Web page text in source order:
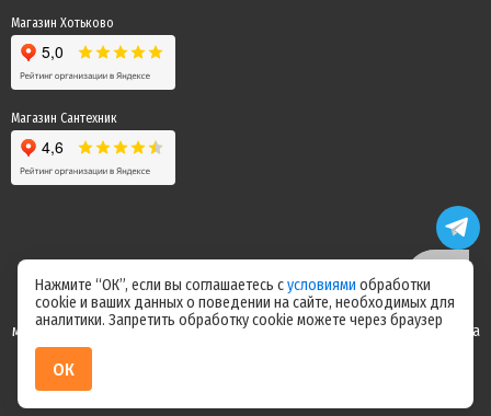
Магазин Хотьково
Магазин Сантехник
Цены на сайте не являются офертой! Актуальные цены уточняйте у
менеджера после оформления заказа! Спасибо за понимание! Команда
Нажмите “ОК”, если вы соглашаетесь сусловиями обработки
cookie и ваших данных о поведении на сайте, необходимых для
аналитики. Запретить обработку cookie можете через браузер
ОК